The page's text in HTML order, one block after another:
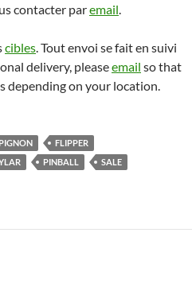
contacter paremail.
cibles. Tout envoi se fait en suivi
delivery, pleaseemail so that
depending on your location.
FLIPPER
PINBALL
SALE